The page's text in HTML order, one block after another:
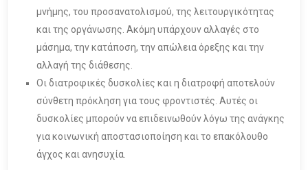
μνήμης, του προσανατολισμού, της λειτουργικότητας
και της οργάνωσης. Ακόμη υπάρχουν αλλαγές στο
μάσημα, την κατάποση, την απώλεια όρεξης και την
αλλαγή της διάθεσης.
Οι διατροφικές δυσκολίες και η διατροφή αποτελούν
σύνθετη πρόκληση για τους φροντιστές. Αυτές οι
δυσκολίες μπορούν να επιδεινωθούν λόγω της ανάγκης
για κοινωνική αποστασιοποίηση και το επακόλουθο
άγχος και ανησυχία.